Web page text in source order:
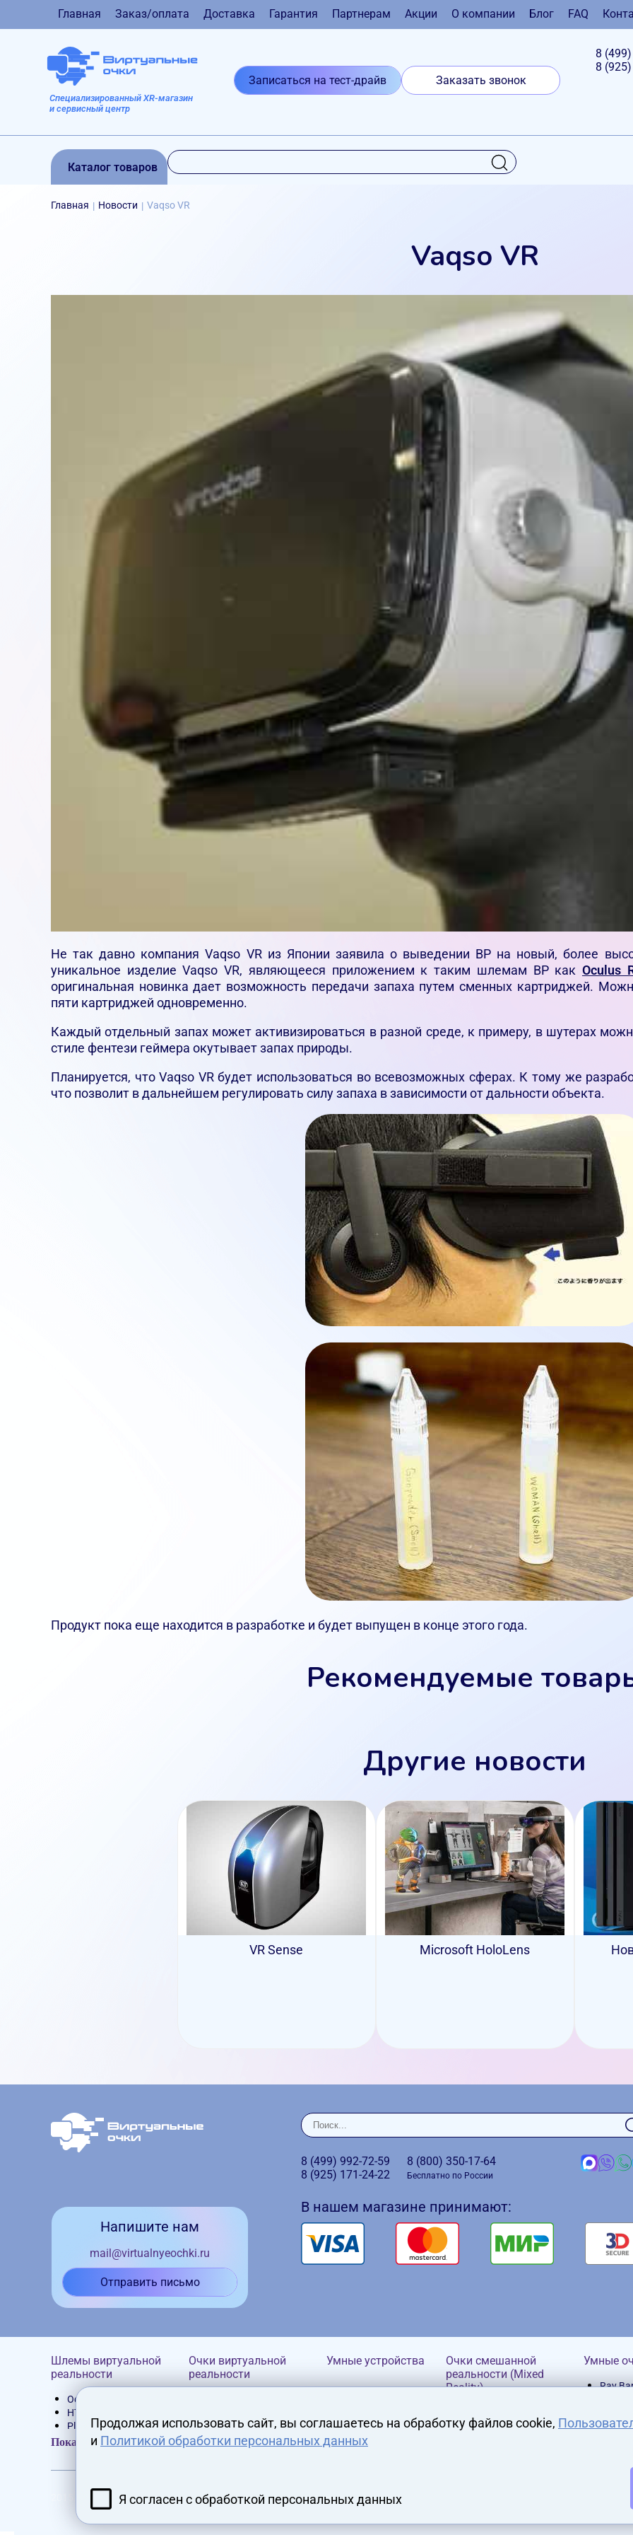
Главная Заказ/оплата Доставка Гарантия Партнерам Акции О компании Блог FAQ
Специализированный XR-магазин
и сервисный центр
Записаться на тест-драйв Заказать звонок
8
8
Каталог товаров
Главная | Новости | Vaqso VR
Vaqso VR
Не так давно компания Vaqso VR из Японии заявила о выведении ВР на новый, более
уникальное изделие Vaqso VR, являющееся приложением к таким шлемам ВР как Oculus
оригинальная новинка дает возможность передачи запаха путем сменных картриджей.
пяти картриджей одновременно.
Каждый отдельный запах может активизироваться в разной среде, к примеру, в шутерах
стиле фентези геймера окутывает запах природы.
Планируется, что Vaqso VR будет использоваться во всевозможных сферах. К тому же
что позволит в дальнейшем регулировать силу запаха в зависимости от дальности объекта.
Продукт пока еще находится в разработке и будет выпущен в конце этого года.
Рекомендуемые
Другие новости
VR Sense Microsoft HoloLens
Напишите нам
mail@virtualnyeochki.ru
Отправить письмо
8 (499) 992-72-59
8 (925) 171-24-22
8 (800) 350-17-64
Бесплатно по России
В нашем магазине принимают:
Шлемы виртуальной
реальности
Oculus Rift
HTC Vive
PlayStation VR
Устройства Pimax
реальности
VRgineers XTAL
Очки виртуальной
реальности
VR Box
Bobovr
Oculus
Умные устройства
Очки смешанной
реальности (Mixed
Reality)
Умные
Ray
Автономные VR очки
Показать все
2015 - 2026 virtualnyeochki.ru
Продолжая использовать сайт, вы соглашаетесь на обработку файлов cookie,
и Политикой обработки персональных данных
Я согласен с обработкой персональных данных